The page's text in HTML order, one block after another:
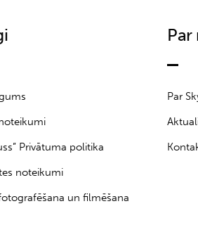
Privātuma politika
noteikumi
un filmēšana
Par
Par